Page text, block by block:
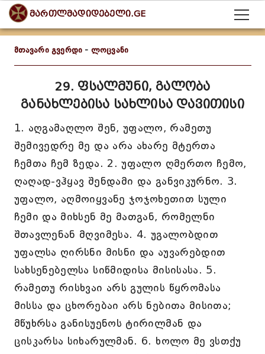
მართლმადიდებელი.GE
მთავარი გვერდი - ლოცვანი
29. ფსალმუნი, გალობა
განახლებისა სახლისა დავითისი
1. აღგამაღლო შენ, უფალო, რამეთუ
შემივედრე მე და არა ახარე მტერთა
ჩემთა ჩემ ზედა. 2. უფალო ღმერთო ჩემო,
ღაღად-ვჰყავ შენდამი და განვიკურნო. 3.
უფალო, აღმოიყვანე ჯოჯოხეთით სული
ჩემი და მიხსენ მე მათგან, რომელნი
შთავლენან მღვიმესა. 4. უგალობდით
უფალსა ღირსნი მისნი და აუვარებდით
სახსენებელსა სიწმიდისა მისისასა. 5.
რამეთუ რისხვაი არს გულის წყრომასა
მისსა და ცხორებაი არს ნებითა მისითა;
მწუხრსა განისუენოს ტირილმან და
ცისკარსა სიხარულმან. 6. ხოლო მე ვსთქუ